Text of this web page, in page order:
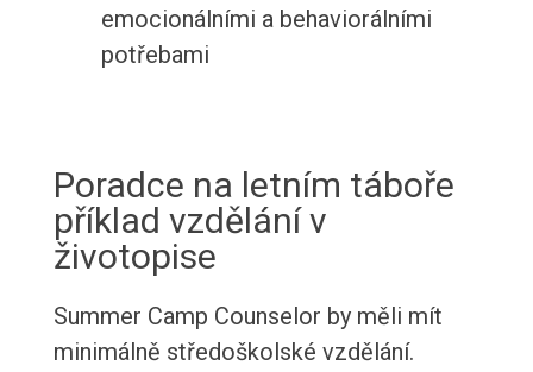
emocionálními a behaviorálními
potřebami
Poradce na letním táboře
příklad vzdělání v
životopise
Summer Camp Counselor by měli mít
minimálně středoškolské vzdělání.